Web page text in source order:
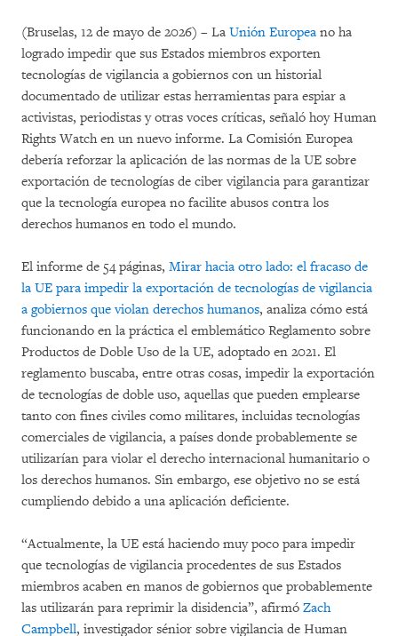
(Bruselas, 12 de mayo de 2026) – La Unión Europea no ha
logrado impedir que sus Estados miembros exporten
tecnologías de vigilancia a gobiernos con un historial
documentado de utilizar estas herramientas para espiar a
activistas, periodistas y otras voces críticas, señaló hoy Human
Rights Watch en un nuevo informe. La Comisión Europea
debería reforzar la aplicación de las normas de la UE sobre
exportación de tecnologías de ciber vigilancia para garantizar
que la tecnología europea no facilite abusos contra los
derechos humanos en todo el mundo.
El informe de 54 páginas, Mirar hacia otro lado: el fracaso de
la UE para impedir la exportación de tecnologías de vigilancia
a gobiernos que violan derechos humanos, analiza cómo está
funcionando en la práctica el emblemático Reglamento sobre
Productos de Doble Uso de la UE, adoptado en 2021. El
reglamento buscaba, entre otras cosas, impedir la exportación
de tecnologías de doble uso, aquellas que pueden emplearse
tanto con fines civiles como militares, incluidas tecnologías
comerciales de vigilancia, a países donde probablemente se
utilizarían para violar el derecho internacional humanitario o
los derechos humanos. Sin embargo, ese objetivo no se está
cumpliendo debido a una aplicación deficiente.
“Actualmente, la UE está haciendo muy poco para impedir
que tecnologías de vigilancia procedentes de sus Estados
miembros acaben en manos de gobiernos que probablemente
las utilizarán para reprimir la disidencia”, afirmó Zach
Campbell, investigador sénior sobre vigilancia de Human